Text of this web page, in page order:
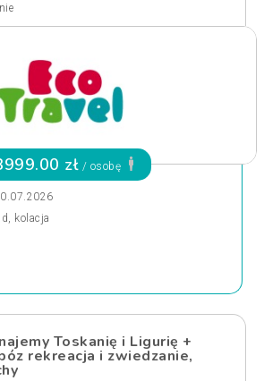
zł / osobę
kolacja
Toskanię i Ligurię +
rekreacja i zwiedzanie,